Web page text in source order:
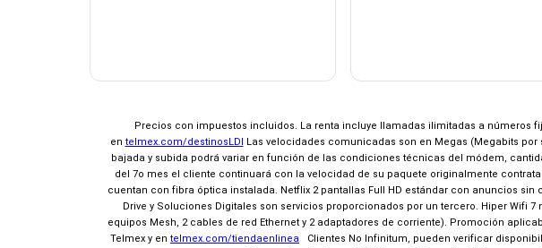
×
No seleccionaste ninguna promoción de
entretenimiento
Al Contratar
Domicíliate y
Elige 2 de 3
Precios con impuestos incluidos. La renta incluye llamadas ilimitadas a números
en telmex.com/destinosLDI
Las velocidades comunicadas son en Megas (Megabits
bajada y subida podrá variar en función de las condiciones técnicas del módem,
del 7o mes el cliente continuará con la velocidad de su paquete originalmente
cuentan con fibra óptica instalada. Netflix 2 pantallas Full HD estándar con anuncios sin
Drive y Soluciones Digitales son servicios proporcionados por un tercero. Hiper Wifi
equipos Mesh, 2 cables de red Ethernet y 2 adaptadores de corriente). Promoción
Telmex y en telmex.com/tiendaenlinea Clientes No Infinitum, pueden verificar